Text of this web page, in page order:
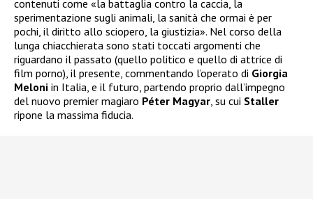
contenuti come «la battaglia contro la caccia, la
sperimentazione sugli animali, la sanità che ormai è per
pochi, il diritto allo sciopero, la giustizia». Nel corso della
lunga chiacchierata sono stati toccati argomenti che
riguardano il passato (quello politico e quello di attrice di
film porno), il presente, commentando l’operato di Giorgia
Meloni in Italia, e il futuro, partendo proprio dall’impegno
del nuovo premier magiaro Péter Magyar , su cui Staller
ripone la massima fiducia.